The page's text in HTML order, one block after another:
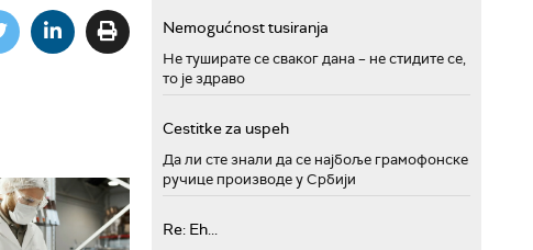
Nemogućnost tusiranja
Не туширате се сваког дана – не стидите се,
то је здраво
Cestitke za uspeh
Да ли сте знали да се најбоље грамофонске
ручице производе у Србији
Re: Eh...